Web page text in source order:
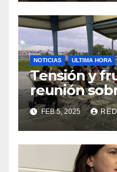
NOTICIAS ULTIMA HORA
Tensión y
reunión
Reparto
FEB 5, 2025